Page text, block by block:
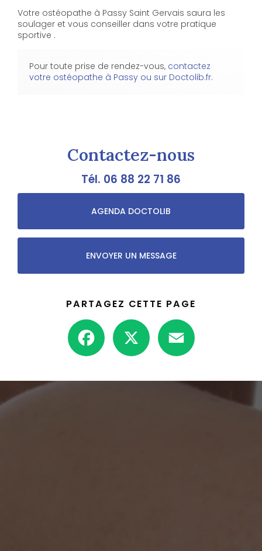
Votre ostéopathe à Passy Saint Gervais saura les
soulager et vous conseiller dans votre pratique
sportive .
Pour toute prise de rendez-vous, contactez
votre ostéopathe à Passy ou sur Doctolib.fr.
Contactez-nous
Tél. 06 88 22 71 86
AGENDA DOCTOLIB
ENVOYER UN MESSAGE
PARTAGEZ CETTE PAGE
Facebook